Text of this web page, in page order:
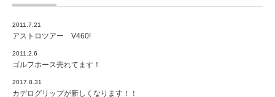
2011.7.21
アストロツアー V460!
2011.2.6
ゴルフホース売れてます！
2017.8.31
カデログリップが新しくなります！！